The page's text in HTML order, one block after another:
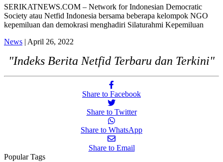
SERIKATNEWS.COM – Network for Indonesian Democratic
Society atau Netfid Indonesia bersama beberapa kelompok NGO
kepemiluan dan demokrasi menghadiri Silaturahmi Kepemiluan
News | April 26, 2022
"Indeks Berita Netfid Terbaru dan Terkini"
Share to Facebook
Share to Twitter
Share to WhatsApp
Share to Email
Popular Tags